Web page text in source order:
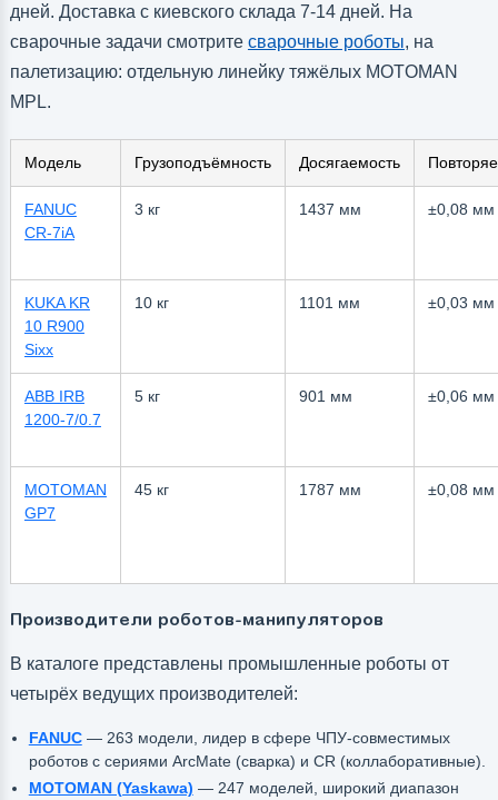
дней. Доставка с киевского склада 7-14 дней. На
сварочные задачи смотрите сварочные роботы, на
палетизацию: отдельную линейку тяжёлых MOTOMAN
MPL.
Модель Грузоподъёмность Досягаемость
FANUC
CR-7iA
3 кг 1437 мм ±0,08 мм
KUKA KR
10 R900
Sixx
10 кг 1101 мм ±0,03 мм
ABB IRB
1200-7/0.7
5 кг 901 мм ±0,06 мм
MOTOMAN
GP7
45 кг 1787 мм ±0,08 мм
Производители роботов-манипуляторов
В каталоге представлены промышленные роботы от
четырёх ведущих производителей:
FANUC— 263 модели, лидер в сфере ЧПУ-совместимых
роботов с сериями ArcMate (сварка) и CR (коллаборативные).
MOTOMAN (Yaskawa) — 247 моделей, широкий диапазон